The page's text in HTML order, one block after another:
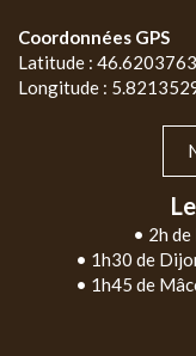
Coordonnées GPS
Latitude : 46.6203763
Longitude :
• 2h de
• 1h30 de
• 1h45 de